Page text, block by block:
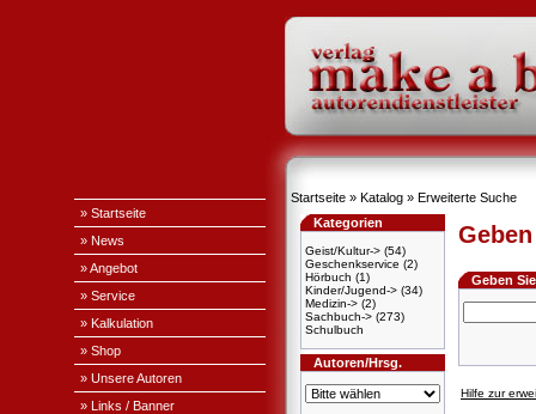
» Startseite
» News
» Angebot
» Service
» Kalkulation
» Shop
» Unsere Autoren
» Links / Banner
Startseite » Katalog » Erweiterte Suche
Kategorien
Geist/Kultur-> (54)
Geschenkservice (2)
Hörbuch (1)
Kinder/Jugend-> (34)
Medizin-> (2)
Sachbuch-> (273)
Schulbuch
Autoren/Hrsg.
Geben
Hilfe zur